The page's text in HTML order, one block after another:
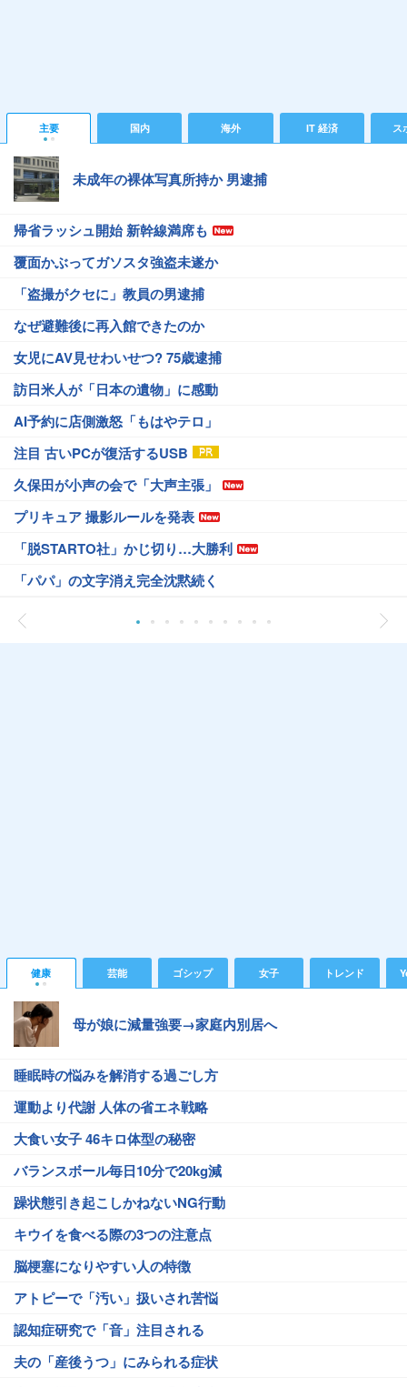
主要 国内 海外 IT 経済 ス
未成年の裸体写真所持か 男逮捕
帰省ラッシュ開始 新幹線満席も
覆面かぶってガソスタ強盗未遂か
「盗撮がクセに」教員の男逮捕
なぜ避難後に再入館できたのか
女児にAV見せわいせつ? 75歳逮捕
訪日米人が「日本の遺物」に感動
AI予約に店側激怒「もはやテロ」
注目 古いPCが復活するUSB
久保田が小声の会で「大声主張」
プリキュア 撮影ルールを発表
「脱STARTO社」かじ切り…大勝利
「パパ」の文字消え完全沈黙続く
健康 芸能 ゴシップ 女子 トレンド
母が娘に減量強要→家庭内別居へ
睡眠時の悩みを解消する過ごし方
運動より代謝 人体の省エネ戦略
大食い女子 46キロ体型の秘密
バランスボール毎日10分で20kg減
躁状態引き起こしかねないNG行動
キウイを食べる際の3つの注意点
脳梗塞になりやすい人の特徴
アトピーで「汚い」扱いされ苦悩
認知症研究で「音」注目される
夫の「産後うつ」にみられる症状